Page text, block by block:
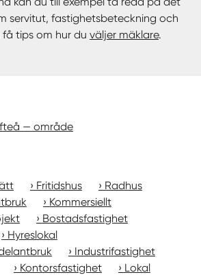
servitut, fastighetsbeteckning och
få tips om hur du väljer mäklare.
— område
Fritidshus
Radhus
Kommersiellt
Bostadsfastighet
Hyreslokal
Industrifastighet
Kontorsfastighet
Lokal